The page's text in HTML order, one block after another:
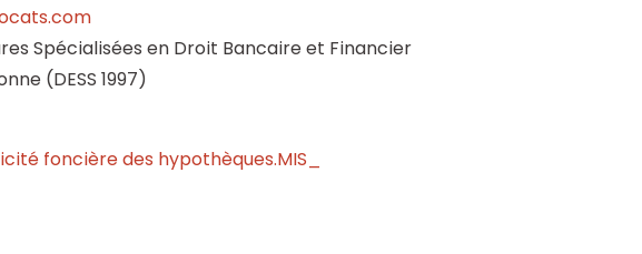
Spécialisées en Droit Bancaire et Financier
(DESS 1997)
foncière des hypothèques.MIS_